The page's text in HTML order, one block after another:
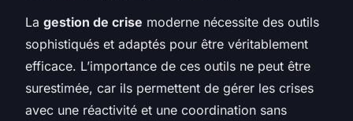
La gestion de crise moderne nécessite des outils
sophistiqués et adaptés pour être véritablement
efficace. L’importance de ces outils ne peut être
surestimée, car ils permettent de gérer les crises
avec une réactivité et une coordination sans